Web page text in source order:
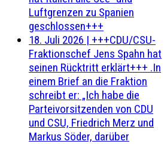
Luftgrenzen zu Spanien
geschlossen+++
18. Juli 2026 | +++CDU/CSU-
Fraktionschef Jens Spahn hat
seinen Rücktritt erklärt+++ .In
einem Brief an die Fraktion
schreibt er: „Ich habe die
Parteivorsitzenden von CDU
und CSU, Friedrich Merz und
Markus Söder, darüber